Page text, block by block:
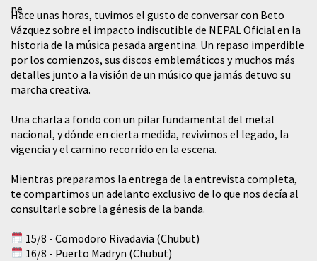
Hace unas horas, tuvimos el gusto de conversar con Beto
Vázquez sobre el impacto indiscutible de NEPAL Oficial en la
historia de la música pesada argentina. Un repaso imperdible
por los comienzos, sus discos emblemáticos y muchos más
detalles junto a la visión de un músico que jamás detuvo su
marcha creativa.
​Una charla a fondo con un pilar fundamental del metal
nacional, y dónde en cierta medida, revivimos el legado, la
vigencia y el camino recorrido en la escena.
Mientras preparamos la entrega de la entrevista completa,
te compartimos un adelanto exclusivo de lo que nos decía al
consultarle sobre la génesis de la banda.
15/8 - Comodoro Rivadavia (Chubut)
16/8 - Puerto Madryn (Chubut)